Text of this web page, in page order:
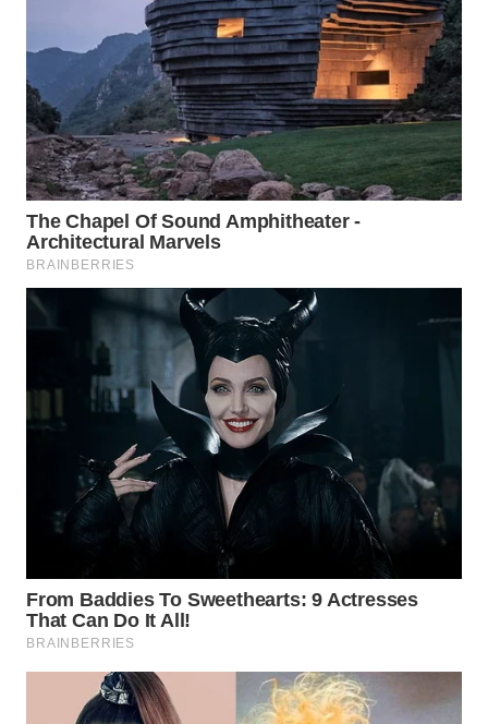
TANGERANG
WN
BINJAI
WN
CIREBON
INDRAMAYU
KUNINGAN
MAJALENGKA
WN
SUBANG
WN
SUKABUMI
WN
PURWAKARTA